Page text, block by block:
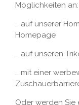
Möglichkeiten an:
… auf unserer
Homepage
… auf unseren
… mit einer
Oder werden Sie